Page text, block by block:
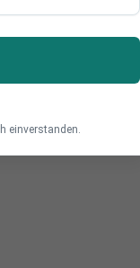
einverstanden.